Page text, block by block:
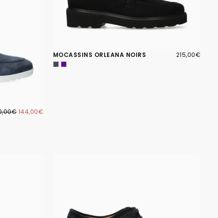
PRIX
144,00€
MOCASSINS ORLEANA NOIRS 215,00€
PRIX
215,00€